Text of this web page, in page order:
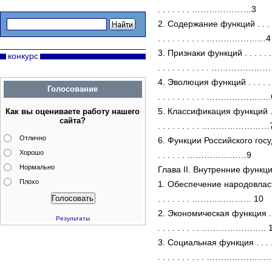
. . . . . . . …………………3
2. Содержание функций . .
. . . . . . . . . . …………………4
3. Признаки функций . . . . .
4. Эволюция функций . . . .
. . . . . . . . . .
5. Классификация функций
. . . . . . . . .
6. Функции Российского
. . . . . . …………………9
Глава II. Внутренние
1. Обеспечение
. . . . . . . ………………… 10
2. Экономическая функция
. . . . . . . . . …………………..
3. Социальная функция . . .
конкурс
Голосование
Как вы оцениваете работу нашего
сайта?
Отлично
Хорошо
Нормально
Плохо
Результаты